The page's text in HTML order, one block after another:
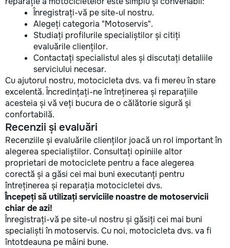
Înregistrați-vă pe site-ul nostru.
Alegeți categoria "Motoservis".
Studiați profilurile specialiștilor și citiți
evaluările clienților.
Contactați specialistul ales și discutați detaliile
serviciului necesar.
Cu ajutorul nostru, motocicleta dvs. va fi mereu în stare
excelentă. Încredințați-ne întreținerea și reparațiile
acesteia și vă veți bucura de o călătorie sigură și
confortabilă.
Recenzii și evaluări
Recenziile și evaluările clienților joacă un rol important în
alegerea specialiștilor. Consultați opiniile altor
proprietari de motociclete pentru a face alegerea
corectă și a găsi cei mai buni executanți pentru
întreținerea și reparația motocicletei dvs.
Începeți să utilizați serviciile noastre de motoservicii
chiar de azi!
Înregistrați-vă pe site-ul nostru și găsiți cei mai buni
specialiști în motoservis. Cu noi, motocicleta dvs. va fi
întotdeauna pe mâini bune.